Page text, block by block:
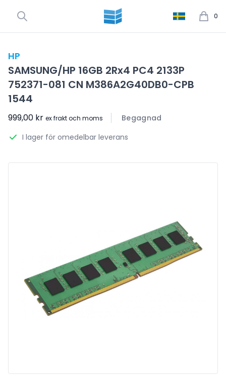
0
HP
SAMSUNG/HP 16GB 2Rx4 PC4 2133P
752371-081 CN M386A2G40DB0-CPB
1544
999,00 kr ex frakt och moms
Begagnad
I lager för omedelbar leverans